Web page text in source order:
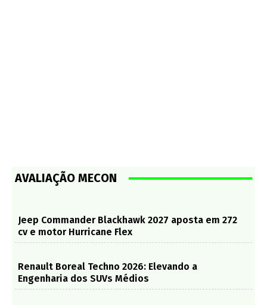
AVALIAÇÃO MECON
Jeep Commander Blackhawk 2027 aposta em 272
cv e motor Hurricane Flex
Renault Boreal Techno 2026: Elevando a
Engenharia dos SUVs Médios